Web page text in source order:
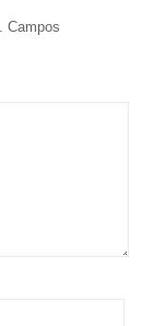
Campos